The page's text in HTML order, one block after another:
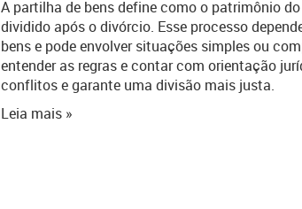
A partilha de bens define como o patrimônio
dividido após o divórcio. Esse processo
bens e pode envolver situações simples ou
entender as regras e contar com orientação
conflitos e garante uma divisão mais justa.
Leia mais »